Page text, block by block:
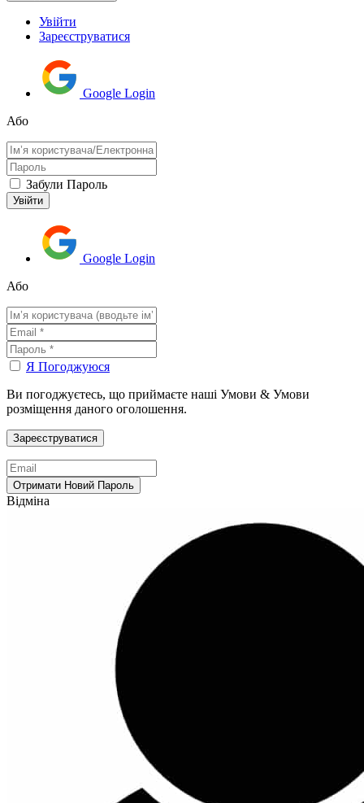
Увійти
Зареєструватися
Google Login
Або
Забули Пароль
Google Login
Або
Я Погоджуюся
Ви погоджуєтесь, що приймаєте наші Умови & Умови
розміщення даного оголошення.
Відміна